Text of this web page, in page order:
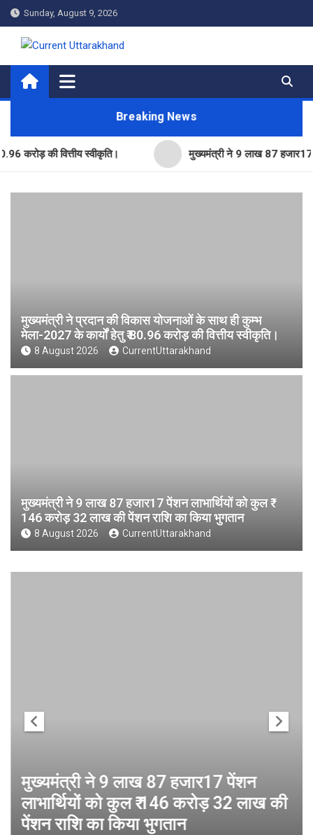
Skip
to
content
Sunday, August 9, 2026
Current Uttarakhand
Breaking News
वित्तीय स्वीकृति। मुख्यमंत्री ने 9 लाख 87 हजार17 पेंशन
मुख्यमंत्री ने प्रदान की विकास योजनाओं के साथ ही कुम्भ
मेला-2027 के कार्यों हेतु ₹ 80.96 करोड़ की वित्तीय स्वीकृति।
8 August 2026 CurrentUttarakhand
मुख्यमंत्री ने 9 लाख 87 हजार17 पेंशन लाभार्थियों को कुल ₹
146 करोड़ 32 लाख की पेंशन राशि का किया भुगतान
8 August 2026 CurrentUttarakhand
मुख्यमंत्री ने 9 लाख 87 हजार17 पेंशन
लाभार्थियों को कुल ₹ 146 करोड़ 32 लाख की
पेंशन राशि का किया भुगतान